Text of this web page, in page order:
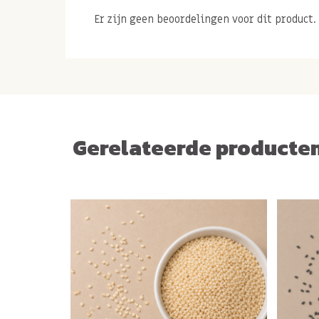
Er zijn geen beoordelingen voor dit product.
Gerelateerde